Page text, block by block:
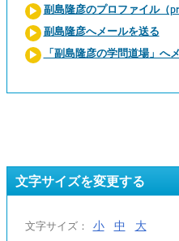
副島隆彦のプロファイル（
副島隆彦へメールを送る
「副島隆彦の学問道場」へ
文字サイズを変更する
文字サイズ： 小 中 大